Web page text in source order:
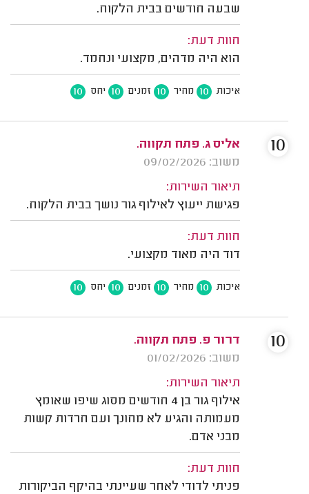
שבעה חודשים בבית הלקוח.
חוות דעת:
הוא היה מדהים, מקצועי ונחמד.
איכות 10 מחיר 10 זמנים 10 יחס 10
אליס ג. פתח תקווה.
משוב: 09/02/2026
תיאור השירות:
פגישת ייעוץ לאילוף גור נושך בבית הלקוח.
חוות דעת:
דוד היה מאוד מקצועי.
איכות 10 מחיר 10 זמנים 10 יחס 10
10
דרור פ. פתח תקווה.
משוב: 01/02/2026
תיאור השירות:
אילוף גור בן 4 חודשים מסוג שיפו שאומץ
מעמותה והגיע לא מחונך ועם חרדות קשות
מבני אדם.
חוות דעת:
פניתי לדודי לאחר שעיינתי בהיקף הביקורות
10